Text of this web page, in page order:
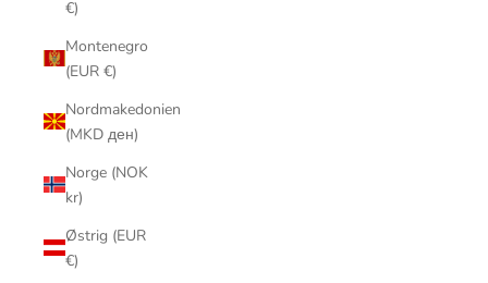
€)
Montenegro
(EUR €)
Nordmakedonien
(MKD ден)
Norge (NOK
kr)
Østrig (EUR
€)